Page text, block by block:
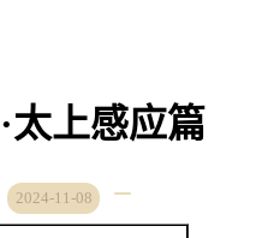
太上感应篇
2024-11-08